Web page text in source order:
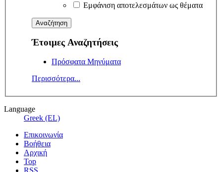
Εμφάνιση αποτελεσμάτων ως θέματα
Έτοιμες Αναζητήσεις
Πρόσφατα Μηνύματα
Περισσότερα...
Language
Greek (EL)
Επικοινωνία
Βοήθεια
Αρχική
Top